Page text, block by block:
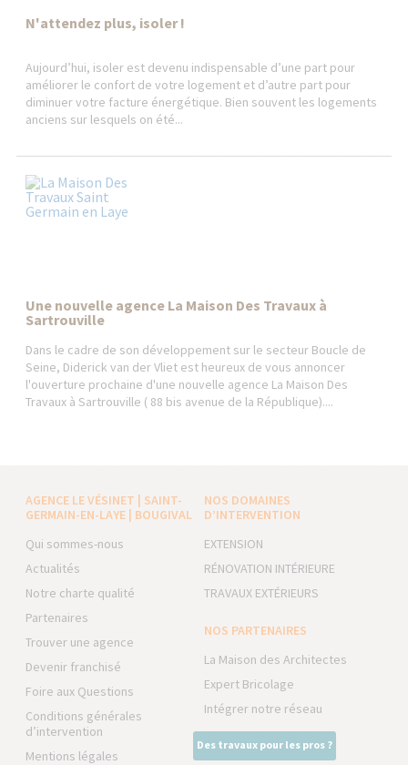
N'attendez plus, isoler !
Aujourd’hui, isoler est devenu indispensable d’une part pour
améliorer le confort de votre logement et d’autre part pour
diminuer votre facture énergétique. Bien souvent les logements
anciens sur lesquels on été...
Une nouvelle agence La Maison Des Travaux à
Sartrouville
Dans le cadre de son développement sur le secteur Boucle de
Seine, Diderick van der Vliet est heureux de vous annoncer
l'ouverture prochaine d'une nouvelle agence La Maison Des
Travaux à Sartrouville ( 88 bis avenue de la République)....
AGENCE LE VÉSINET | SAINT-
GERMAIN-EN-LAYE | BOUGIVAL
Qui sommes-nous
Actualités
Notre charte qualité
Partenaires
Trouver une agence
Devenir franchisé
Foire aux Questions
Conditions générales
d’intervention
Mentions légales
NOS DOMAINES
D’INTERVENTION
EXTENSION
RÉNOVATION INTÉRIEURE
TRAVAUX EXTÉRIEURS
NOS PARTENAIRES
La Maison des Architectes
Expert Bricolage
Intégrer notre réseau
Des travaux pour les pros ?